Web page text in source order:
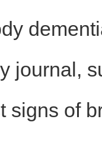
journal,
signs of